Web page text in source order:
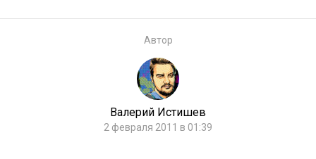
Автор
Валерий Истишев
2 февраля 2011 в 01:39